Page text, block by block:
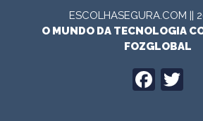
ESCOLHASEGURA.COM ||
O MUNDO DA TECNOLOGIA
FOZGLOBAL